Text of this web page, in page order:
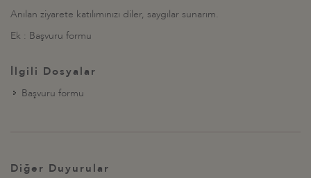
Anılan ziyarete katılımınızı diler, saygılar sunarım.
Ek : Başvuru formu
İlgili Dosyalar
Başvuru formu
Diğer Duyurular